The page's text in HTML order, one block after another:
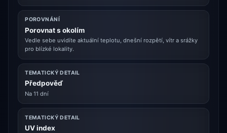
POROVNÁNÍ
Porovnat s okolím
Vedle sebe uvidíte aktuální teplotu, dnešní rozpětí, vítr a srážky
pro blízké lokality.
TEMATICKÝ DETAIL
Předpověď
Na 11 dní
TEMATICKÝ DETAIL
UV index